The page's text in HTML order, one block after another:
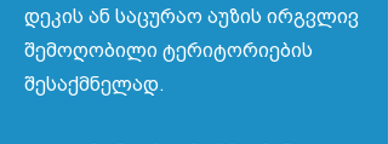
დეკის ან საცურაო აუზის ირგვლივ
შემოღობილი ტერიტორიების
შესაქმნელად.